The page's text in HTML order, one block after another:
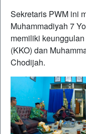
Sekretaris PWM ini
Muhammadiyah 7
memiliki
(KKO) dan
Chodijah.